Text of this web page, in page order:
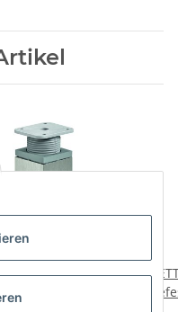
Möbelfuß, 40 x
mm, verstellbar